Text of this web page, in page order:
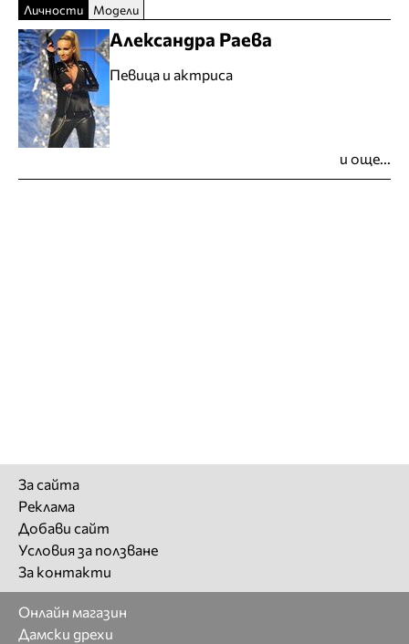
Личности Модели
Александра Раева
Певица и актриса
и още...
За сайта
Реклама
Добави сайт
Условия за ползване
За контакти
Онлайн магазин
Дамски дрехи